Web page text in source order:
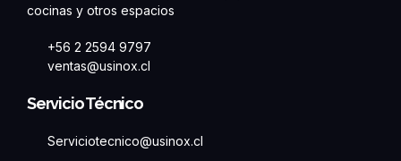
cocinas y otros espacios
+56 2 2594 9797
ventas@usinox.cl
Servicio Técnico
Serviciotecnico@usinox.cl